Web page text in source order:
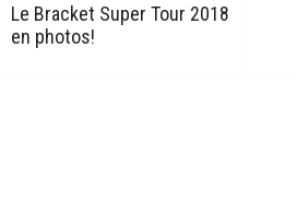
Le Bracket Super Tour 2018
en photos!